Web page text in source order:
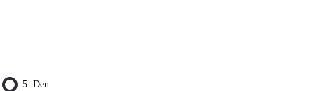
5. Den